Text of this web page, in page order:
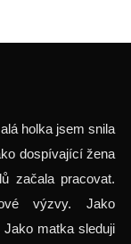
holka jsem snila
dospívající žena
začala pracovat.
výzvy. Jako
Jako matka sleduji